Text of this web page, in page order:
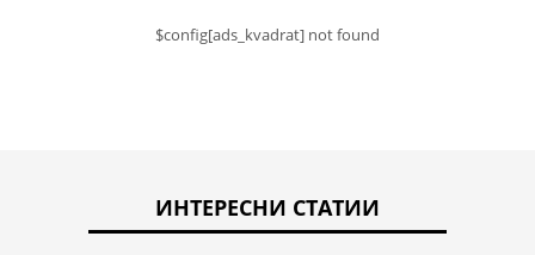
$config[ads_kvadrat] not found
ИНТЕРЕСНИ СТАТИИ